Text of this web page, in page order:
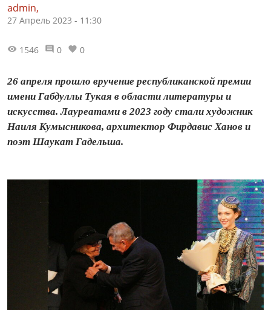
admin,
27 Апрель 2023 - 11:30
1546 0 0
26 апреля прошло вручение республиканской премии
имени Габдуллы Тукая в области литературы и
искусства. Лауреатами в 2023 году стали художник
Наиля Кумысникова, архитектор Фирдавис Ханов и
поэт Шаукат Гадельша.